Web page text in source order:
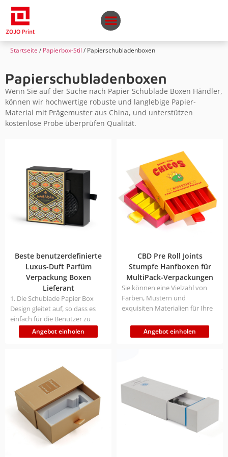
Startseite / Papierbox-Stil / Papierschubladenboxen
Papierschubladenboxen
Wenn Sie auf der Suche nach Papier Schublade Boxen Händler,
können wir hochwertige robuste und langlebige Papier-
Material mit Prägemuster aus China, und unterstützen
kostenlose Probe überprüfen Qualität.
Beste benutzerdefinierte
Luxus-Duft Parfüm
Verpackung Boxen
Lieferant
1. Die Schublade Papier Box
Design gleitet auf, so dass es
einfach für die Benutzer zu
öffnen und zu schließen, die
Verringerung der Benutzer die
herauszuziehen und verbessert
die Markenerkennung 3. Das
Design der Verpackungsbox ist
an das Design des Nahen
Ostens angelehnt, spiegelt die
regionale Kultur wider und
zeichnet sich durch eine
einzigartige visuelle Sprache
Angebot einholen
CBD Pre Roll Joints
Stumpfe Hanfboxen für
MultiPack-Verpackungen
Sie können eine Vielzahl von
Farben, Mustern und
exquisiten Materialien für Ihre
wählen, um die richtige
Verpackungsbox für Ihre Pre-
einen tieferen Eindruck bei den
Verbrauchern, indem Sie Ihr
exklusives Logo, einen
personalisierten Text oder
einzigartige Grafiken
Angebot einholen